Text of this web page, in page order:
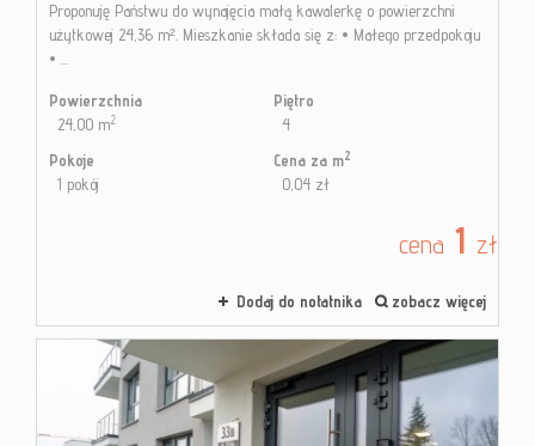
Proponuję Państwu do wynajęcia małą kawalerkę o powierzchni
użytkowej 24,36 m². Mieszkanie składa się z: • Małego przedpokoju
• ...
Powierzchnia
24,00 m2
Piętro
4
Pokoje
1 pokój
Cena za m2
0,04 zł
cena 1 zł
Dodaj do notatnika zobacz więcej